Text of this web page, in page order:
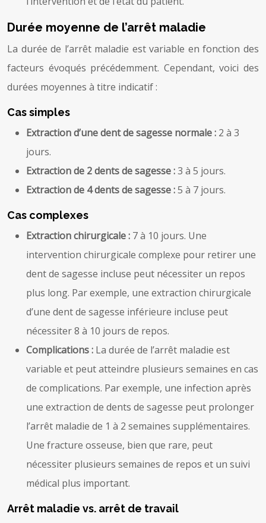
Durée moyenne de l’arrêt maladie
La durée de l’arrêt maladie est variable en fonction des
facteurs évoqués précédemment. Cependant, voici des
durées moyennes à titre indicatif :
Cas simples
Extraction d’une dent de sagesse normale : 2 à 3
jours.
Extraction de 2 dents de sagesse :3 à 5 jours.
Extraction de 4 dents de sagesse :5 à 7 jours.
Cas complexes
Extraction chirurgicale : 7 à 10 jours. Une
intervention chirurgicale complexe pour retirer une
dent de sagesse incluse peut nécessiter un repos
plus long. Par exemple, une extraction chirurgicale
d’une dent de sagesse inférieure incluse peut
nécessiter 8 à 10 jours de repos.
Complications : La durée de l’arrêt maladie est
variable et peut atteindre plusieurs semaines en cas
de complications. Par exemple, une infection après
une extraction de dents de sagesse peut prolonger
l’arrêt maladie de 1 à 2 semaines supplémentaires.
Une fracture osseuse, bien que rare, peut
nécessiter plusieurs semaines de repos et un suivi
médical plus important.
Arrêt maladie vs. arrêt de travail